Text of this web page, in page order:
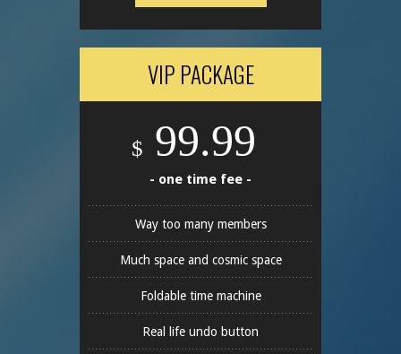
VIP PACKAGE
$ 99.99
- one time fee -
Way too many members
Much space and cosmic space
Foldable time machine
Real life undo button